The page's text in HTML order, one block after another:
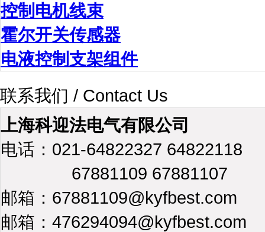
控制电机线束
霍尔开关传感器
电液控制支架组件
联系我们 / Contact Us
上海科迎法电气有限公司
电话：021-64822327 64822118
67881109 67881107
邮箱：67881109@kyfbest.com
邮箱：476294094@kyfbest.com